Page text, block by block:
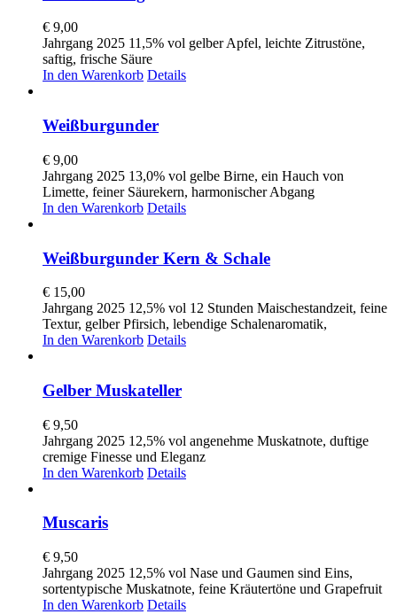
€ 9,00
Jahrgang 2025 11,5% vol gelber Apfel, leichte Zitrustöne,
saftig, frische Säure
In den Warenkorb Details
Weißburgunder
€ 9,00
Jahrgang 2025 13,0% vol gelbe Birne, ein Hauch von
Limette, feiner Säurekern, harmonischer Abgang
In den Warenkorb Details
Weißburgunder Kern & Schale
€ 15,00
Jahrgang 2025 12,5% vol 12 Stunden Maischestandzeit, feine
Textur, gelber Pfirsich, lebendige Schalenaromatik,
In den Warenkorb Details
Gelber Muskateller
€ 9,50
Jahrgang 2025 12,5% vol angenehme Muskatnote, duftige
cremige Finesse und Eleganz
In den Warenkorb Details
Muscaris
€ 9,50
Jahrgang 2025 12,5% vol Nase und Gaumen sind Eins,
sortentypische Muskatnote, feine Kräutertöne und Grapefruit
In den Warenkorb Details